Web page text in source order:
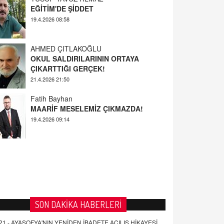
AHMED ÇITLAKOĞLU
OKUL SALDIRILARININ ORTAYA
ÇIKARTTIĞI GERÇEK!
Fatih Bayhan
MAARİF MESELEMİZ ÇIKMAZDA!
19.4.2026 09:14
YUSUF YAVUZYILMAZ
EĞİTİM'DE ŞİDDET
19.4.2026 08:58
SON DAKİKA HABERLERİ
- AYASOFYA'NIN YENİDEN İBADETE AÇILIŞ HİKAYESİ